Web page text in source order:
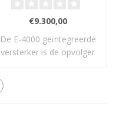
€9.300,00
De E-4000 geïntegreerde
versterker is de opvolger